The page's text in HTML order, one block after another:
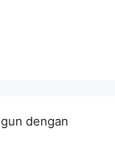
dengan